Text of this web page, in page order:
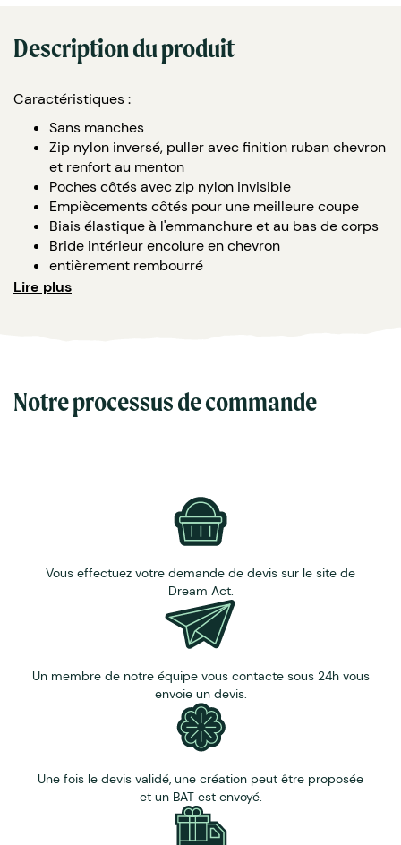
Description du produit
Caractéristiques :
Sans manches
Zip nylon inversé, puller avec finition ruban chevron
et renfort au menton
Poches côtés avec zip nylon invisible
Empiècements côtés pour une meilleure coupe
Biais élastique à l'emmanchure et au bas de corps
Bride intérieur encolure en chevron
entièrement rembourré
Zip intérieur en bas de corps pour une
Lire plus
Notre processus de commande
Vous effectuez votre demande de devis sur le site de
Dream Act.
Un membre de notre équipe vous contacte sous 24h vous
envoie un devis.
Une fois le devis validé, une création peut être proposée
et un BAT est envoyé.